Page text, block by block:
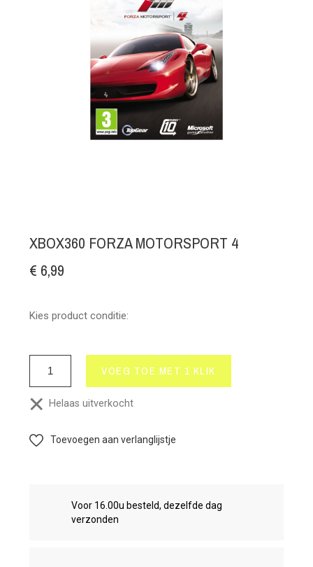
XBOX360 FORZA MOTORSPORT 4
€ 6,99
Kies product conditie:
VOEG TOE MET 1 KLIK
Helaas uitverkocht
Toevoegen aan verlanglijstje
Voor 16.00u besteld, dezelfde dag
verzonden